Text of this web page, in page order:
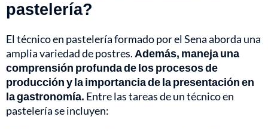
pastelería?
El técnico en pastelería formado por el Sena aborda una
amplia variedad de postres. Además, maneja una
comprensión profunda de los procesos de
producción y la importancia de la presentación en
la gastronomía. Entre las tareas de un técnico en
pastelería se incluyen: